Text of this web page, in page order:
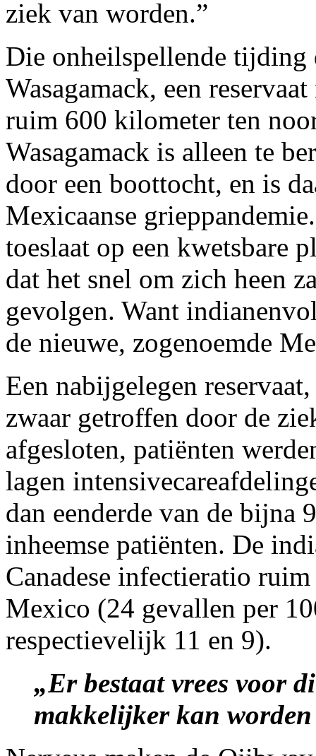
ziek van worden.”
Die onheilspellende tijding
Wasagamack, een
ruim 600 kilometer ten
Wasagamack is alleen te
door een boottocht, en is
Mexicaanse
toeslaat op een kwetsbare
dat het snel om zich heen
gevolgen. Want
de nieuwe, zogenoemde
Een nabijgelegen
zwaar getroffen door de
afgesloten, patiënten
lagen
dan eenderde van de
inheemse patiënten. De
Canadese infectieratio
Mexico (24 gevallen per
respectievelijk 11 en 9).
„Er bestaat vrees voor
makkelijker kan